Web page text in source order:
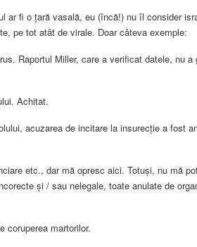
ar fi o țară vasală, eu (încă!) nu îl consider
pe tot atât de virale. Doar câteva exemple:
Raportul Miller, care a verificat datele, nu a
Achitat.
acuzarea de incitare la insurecție a fost
etc., dar mă opresc aici. Totuși, nu mă
și / sau nelegale, toate anulate de
coruperea martorilor.